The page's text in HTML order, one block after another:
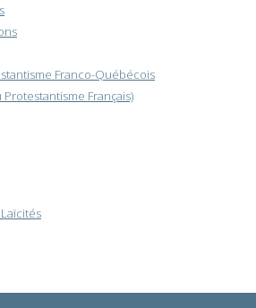
Franco-Québécois
Français)